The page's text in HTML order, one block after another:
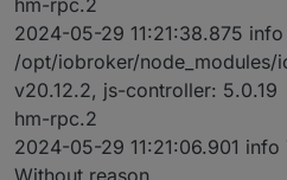
hm-rpc.2
2024-05-29 11:21:38.875 info
/opt/iobroker/node_modules/
v20.12.2, js-controller: 5.0.19
hm-rpc.2
2024-05-29 11:21:06.901 info